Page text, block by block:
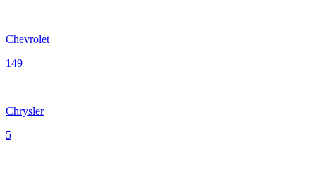
Chevrolet
149
Chrysler
5